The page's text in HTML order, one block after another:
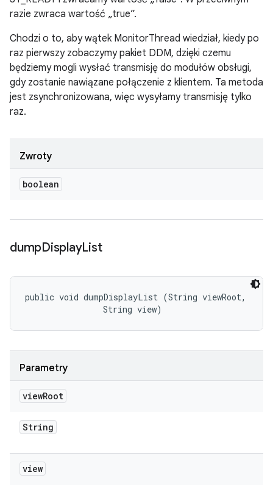
razie zwraca wartość „true”.
Chodzi o to, aby wątek MonitorThread wiedział, kiedy po
raz pierwszy zobaczymy pakiet DDM, dzięki czemu
będziemy mogli wysłać transmisję do modułów obsługi,
gdy zostanie nawiązane połączenie z klientem. Ta metoda
jest zsynchronizowana, więc wysyłamy transmisję tylko
raz.
Zwroty
boolean
dumpDisplayList
public void dumpDisplayList (String viewRoot,
                String view)
Parametry
viewRoot
String
view